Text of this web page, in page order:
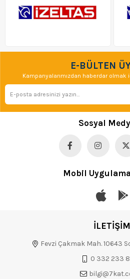
E-BÜLTEN
Kampanyalarımızdan haberdar
Sosyal
Mobil
İLETİŞİM
Fevzi Çakmak Mah. 10643
0 332 233